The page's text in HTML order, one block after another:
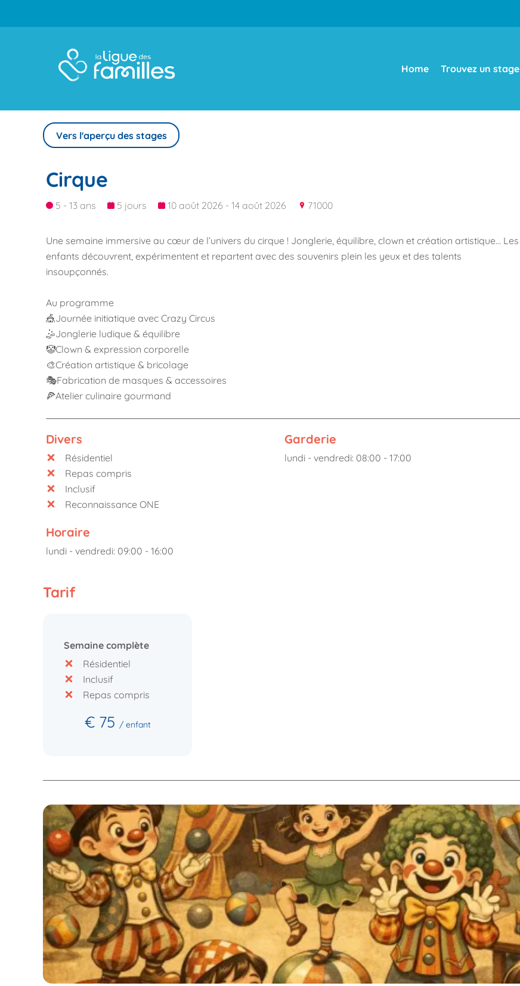
Home Trouvez un stage
Vers l'aperçu des stages
Cirque
5 - 13 ans 5 jours 10 août 2026 - 14 août 2026 71000
Une semaine immersive au cœur de l’univers du cirque ! Jonglerie, équilibre, clown et création artistique… Les
enfants découvrent, expérimentent et repartent avec des souvenirs plein les yeux et des talents
insoupçonnés.
Au programme
🎪Journée initiatique avec Crazy Circus
🤹Jonglerie ludique & équilibre
🤡Clown & expression corporelle
🎨Création artistique & bricolage
🎭Fabrication de masques & accessoires
🍕Atelier culinaire gourmand
Divers
Résidentiel
Repas compris
Inclusif
Reconnaissance ONE
Garderie
lundi - vendredi: 08:00 - 17:00
Horaire
lundi - vendredi: 09:00 - 16:00
Tarif
Semaine complète
Résidentiel
Inclusif
Repas compris
€ 75 / enfant